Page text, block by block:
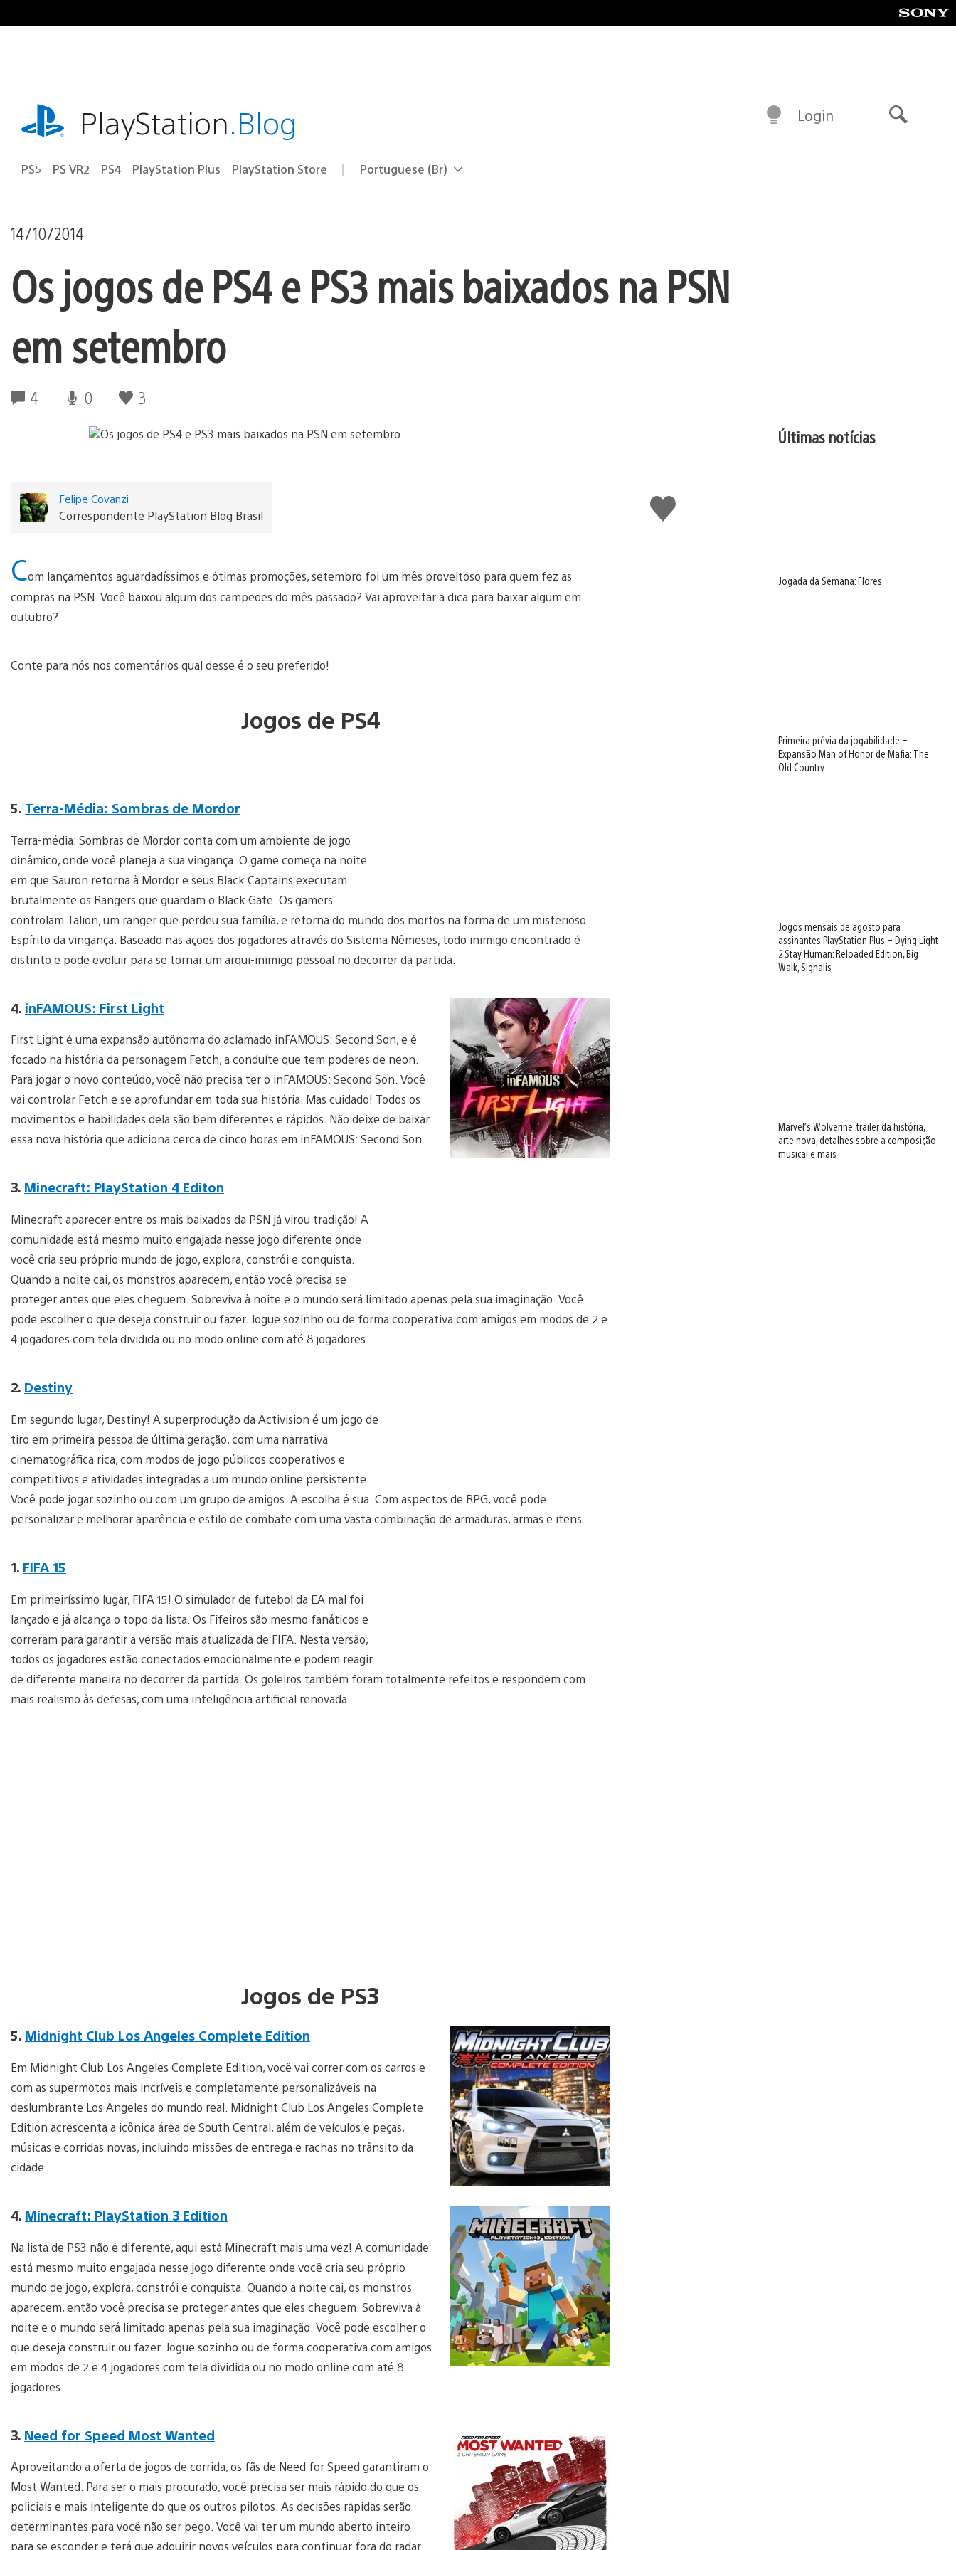
para
playstation.comPlayStation.Blog
PS5 PS VR2 PS4 PlayStation Plus PlayStation Store Selecione
Região
Portuguese (Br)
Login
14/10/2014
Os jogos de PS4 e PS3 mais baixados na PSN
em setembro
4 0 3
Curtir
Felipe Covanzi
Correspondente PlayStation Blog Brasil
Com lançamentos aguardadíssimos e ótimas promoções, setembro foi um mês proveitoso para quem fez as
compras na PSN. Você baixou algum dos campeões do mês passado? Vai aproveitar a dica para baixar algum em
outubro?
Conte para nós nos comentários qual desse é o seu preferido!
Jogos de PS4
5. Terra-Média: Sombras de Mordor
Terra-média: Sombras de Mordor conta com um ambiente de jogo
dinâmico, onde você planeja a sua vingança. O game começa na noite
em que Sauron retorna à Mordor e seus Black Captains executam
brutalmente os Rangers que guardam o Black Gate. Os gamers
controlam Talion, um ranger que perdeu sua família, e retorna do mundo dos mortos na forma de um misterioso
Espírito da vingança. Baseado nas ações dos jogadores através do Sistema Nêmeses, todo inimigo encontrado é
distinto e pode evoluir para se tornar um arqui-inimigo pessoal no decorrer da partida.
4. inFAMOUS: First Light
First Light é uma expansão autônoma do aclamado inFAMOUS: Second Son, e é
focado na história da personagem Fetch, a conduíte que tem poderes de neon.
Para jogar o novo conteúdo, você não precisa ter o inFAMOUS: Second Son. Você
vai controlar Fetch e se aprofundar em toda sua história. Mas cuidado! Todos os
movimentos e habilidades dela são bem diferentes e rápidos. Não deixe de baixar
essa nova história que adiciona cerca de cinco horas em inFAMOUS: Second Son.
3. Minecraft: PlayStation 4 Editon
Minecraft aparecer entre os mais baixados da PSN já virou tradição! A
comunidade está mesmo muito engajada nesse jogo diferente onde
você cria seu próprio mundo de jogo, explora, constrói e conquista.
Quando a noite cai, os monstros aparecem, então você precisa se
proteger antes que eles cheguem. Sobreviva à noite e o mundo será limitado apenas pela sua imaginação. Você
pode escolher o que deseja construir ou fazer. Jogue sozinho ou de forma cooperativa com amigos em modos de 2 e
4 jogadores com tela dividida ou no modo online com até 8 jogadores.
2. Destiny
Em segundo lugar, Destiny! A superprodução da Activision é um jogo de
tiro em primeira pessoa de última geração, com uma narrativa
cinematográfica rica, com modos de jogo públicos cooperativos e
competitivos e atividades integradas a um mundo online persistente.
Você pode jogar sozinho ou com um grupo de amigos. A escolha é sua. Com aspectos de RPG, você pode
personalizar e melhorar aparência e estilo de combate com uma vasta combinação de armaduras, armas e itens.
1. FIFA 15
Em primeiríssimo lugar, FIFA 15! O simulador de futebol da EA mal foi
lançado e já alcança o topo da lista. Os Fifeiros são mesmo fanáticos e
correram para garantir a versão mais atualizada de FIFA. Nesta versão,
todos os jogadores estão conectados emocionalmente e podem reagir
de diferente maneira no decorrer da partida. Os goleiros também foram totalmente refeitos e respondem com
mais realismo às defesas, com uma inteligência artificial renovada.
Jogos de PS3
5. Midnight Club Los Angeles Complete Edition
Em Midnight Club Los Angeles Complete Edition, você vai correr com os carros e
com as supermotos mais incríveis e completamente personalizáveis na
deslumbrante Los Angeles do mundo real. Midnight Club Los Angeles Complete
Edition acrescenta a icônica área de South Central, além de veículos e peças,
músicas e corridas novas, incluindo missões de entrega e rachas no trânsito da
cidade.
4. Minecraft: PlayStation 3 Edition
Na lista de PS3 não é diferente, aqui está Minecraft mais uma vez! A comunidade
está mesmo muito engajada nesse jogo diferente onde você cria seu próprio
mundo de jogo, explora, constrói e conquista. Quando a noite cai, os monstros
aparecem, então você precisa se proteger antes que eles cheguem. Sobreviva à
noite e o mundo será limitado apenas pela sua imaginação. Você pode escolher o
que deseja construir ou fazer. Jogue sozinho ou de forma cooperativa com amigos
em modos de 2 e 4 jogadores com tela dividida ou no modo online com até 8
jogadores.
3. Need for Speed Most Wanted
Aproveitando a oferta de jogos de corrida, os fãs de Need for Speed garantiram o
Most Wanted. Para ser o mais procurado, você precisa ser mais rápido do que os
policiais e mais inteligente do que os outros pilotos. As decisões rápidas serão
determinantes para você não ser pego. Você vai ter um mundo aberto inteiro
para se esconder e terá que adquirir novos veículos para continuar fora do radar
Últimas notícias
Jogada da Semana: Flores
Primeira prévia da jogabilidade –
Expansão Man of Honor de Mafia: The
Old Country
Jogos mensais de agosto para
assinantes PlayStation Plus – Dying Light
2 Stay Human: Reloaded Edition, Big
Walk, Signalis
Marvel’s Wolverine: trailer da história,
arte nova, detalhes sobre a composição
musical e mais